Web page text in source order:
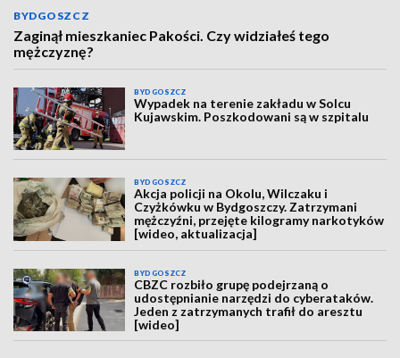
BYDGOSZCZ
Zaginął mieszkaniec Pakości. Czy widziałeś tego
mężczyznę?
BYDGOSZCZ
Wypadek na terenie zakładu w Solcu
Kujawskim. Poszkodowani są w szpitalu
BYDGOSZCZ
Akcja policji na Okolu, Wilczaku i
Czyżkówku w Bydgoszczy. Zatrzymani
mężczyźni, przejęte kilogramy narkotyków
[wideo, aktualizacja]
BYDGOSZCZ
CBZC rozbiło grupę podejrzaną o
udostępnianie narzędzi do cyberataków.
Jeden z zatrzymanych trafił do aresztu
[wideo]